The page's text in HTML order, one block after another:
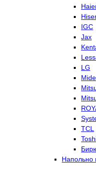
IGC
Jax
LG
TCL
Напольно